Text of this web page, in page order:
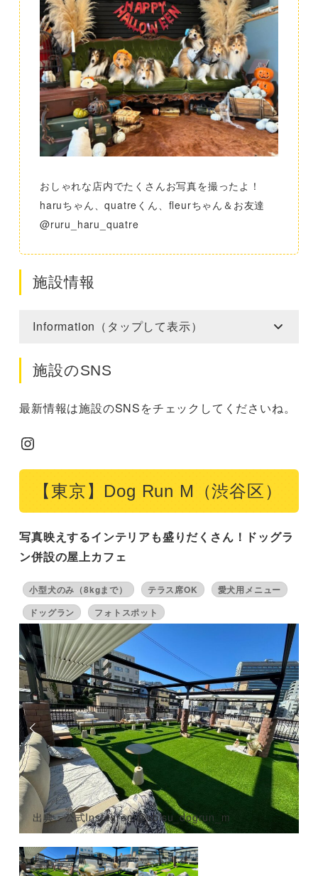
おしゃれな店内でたくさんお写真を撮ったよ！
haruちゃん、quatreくん、fleurちゃん＆お友達
@ruru_haru_quatre
施設情報
Information（タップして表示）
施設のSNS
最新情報は施設のSNSをチェックしてくださいね。
Instagram
【東京】Dog Run M（渋谷区）
写真映えするインテリアも盛りだくさん！ドッグラ
ン併設の屋上カフェ
小型犬のみ（8kgまで） テラス席OK
愛犬用メニュー
ドッグラン
フォトスポット
出典：公式Instagram@ebisu_dogrun_m